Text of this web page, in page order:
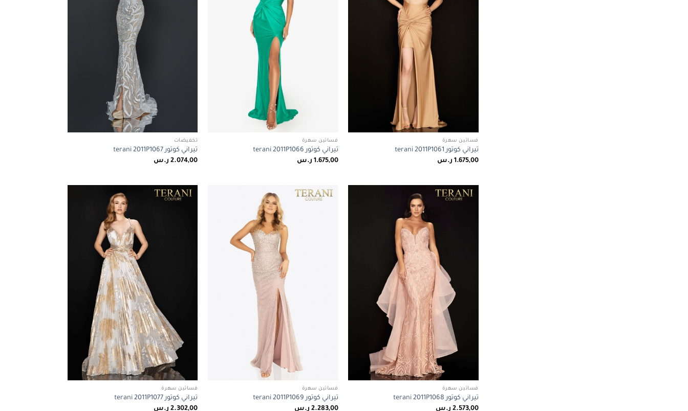
فساتين سهرة
تيراني كوتور terani 2011P1061
1.675,00 ر.س
فساتين سهرة
تيراني كوتور terani 2011P1066
1.675,00 ر.س
تخفيضات
تيراني كوتور terani 2011P1067
2.074,00 ر.س
فساتين سهرة
تيراني كوتور terani 2011P1068
2.573,00 ر.س
فساتين سهرة
تيراني كوتور terani 2011P1069
2.283,00 ر.س
فساتين سهرة
تيراني كوتور terani 2011P1077
2.302,00 ر.س